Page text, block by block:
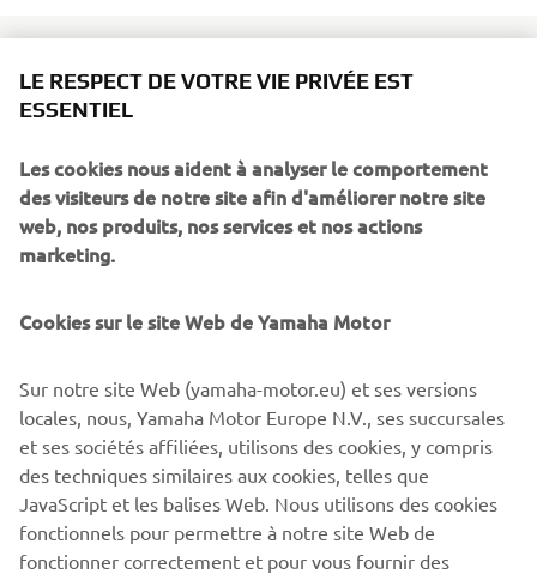
Its powerful new 300cc engine has been developed to
to the current 250cc model. And Yamaha's advanced Blue
Core technology helps to make this one of the most fuel
efficient engines in its class.
chassis give class leading handling to the new X-MAX 300
model, as well as comfort to ensure weekday functionality
Equipped with a Traction Control System, huge underseat
storage for 2 full-face helmets (and more) and a Smart
Key keyless ignition, this premium sport scooter
reinforces Yamaha's position as the leading brand in the
sport scooter segment. Yamaha Sport Scooters – Nothing
but the MAX.
LE RESPECT DE VOTRE VIE PRIVÉE EST
ESSENTIEL
Les cookies nous aident à analyser le comportement
des visiteurs de notre site afin d'améliorer notre site
web, nos produits, nos services et nos actions
marketing.
Cookies sur le site Web de Yamaha Motor
Sur notre site Web (yamaha-motor.eu) et ses versions
locales, nous, Yamaha Motor Europe N.V., ses succursales
et ses sociétés affiliées, utilisons des cookies, y compris
des techniques similaires aux cookies, telles que
JavaScript et les balises Web. Nous utilisons des cookies
fonctionnels pour permettre à notre site Web de
fonctionner correctement et pour vous fournir des